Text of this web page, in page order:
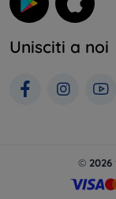
Unisciti a noi
© 2026